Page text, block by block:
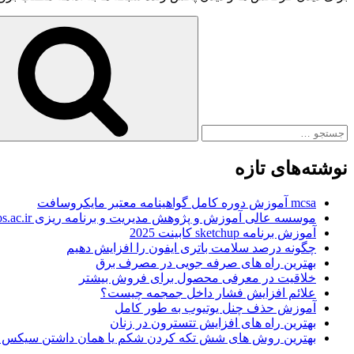
نوشته‌های تازه
mcsa آموزش دوره کامل گواهینامه معتبر مایکروسافت
موسسه عالی آموزش و پژوهش مدیریت و برنامه ریزی www.imps.ac.ir
آموزش برنامه sketchup کابینت 2025
چگونه درصد سلامت باتری ایفون را افزایش دهیم
بهترین راه های صرفه جویی در مصرف برق
خلاقیت در معرفی محصول برای فروش بیشتر
علائم افزایش فشار داخل جمجمه چیست؟
آموزش حذف چنل یوتیوب به طور کامل
بهترین راه های افزایش تتسترون در زنان
بهترین روش های شش تکه کردن شکم یا همان داشتن